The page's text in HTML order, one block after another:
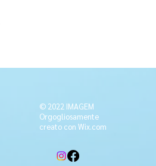
© 2022 IMAGEM
Orgogliosamente
creato con Wix.com